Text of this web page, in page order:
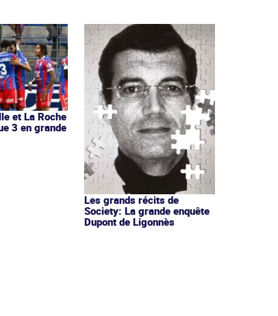
et La Roche
3 en grande
Les grands récits de
Society: La grande enquête
Dupont de Ligonnès